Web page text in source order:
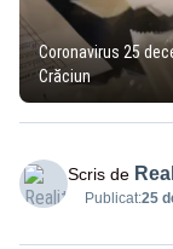
Coronavirus 25
Crăciun
Scris de
Publicat:25